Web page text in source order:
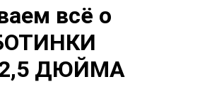
всё о
2,5 ДЮЙМА